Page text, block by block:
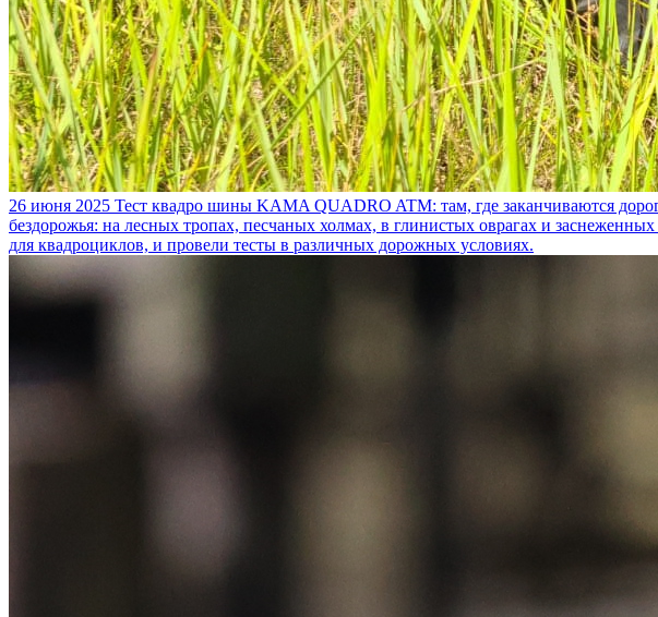
26 июня 2025 Тест квадро шины KAMA QUADRO ATM: там, где заканчиваются
бездорожья: на лесных тропах, песчаных холмах, в глинистых оврагах и
для квадроциклов, и провели тесты в различных дорожных условиях.